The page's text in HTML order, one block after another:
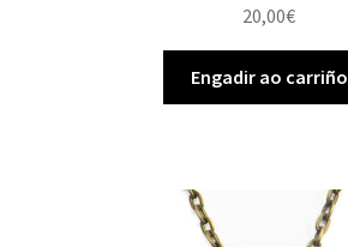
20,00€
Engadir ao carriño